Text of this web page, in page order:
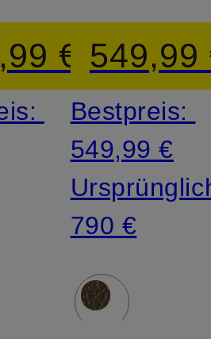
€XL549,99
Bestpreis:
549,99 €
790 €